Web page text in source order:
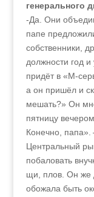
генерального
-Да. Они
папе
собственники,
должности год
придёт в «М-
а он пришёл и
мешать?» Он
пятницу
Конечно,
Центральный
побаловать
щи, плов. Он же
обожала быть